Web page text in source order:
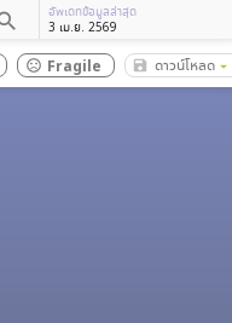
อัพเดทข้อมูลล่าสุด
3 เม.ย. 2569
sentiment_dissatisfied Fragile save_alt
ดาวน์โหลดarrow_drop_down